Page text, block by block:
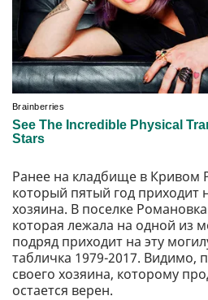
Ранее на кладбище в Кривом
который пятый год приходит
хозяина. В поселке
которая лежала на одной из
подряд приходит на эту
табличка 1979-2017. Видимо,
своего хозяина, которому
остается верен.